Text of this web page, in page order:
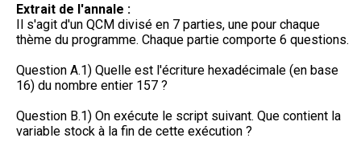
Extrait de l'annale :
Il s'agit d'un QCM divisé en 7 parties, une pour chaque
thème du programme. Chaque partie comporte 6 questions.
Question A.1) Quelle est l'écriture hexadécimale (en base
16) du nombre entier 157 ?
Question B.1) On exécute le script suivant. Que contient la
variable stock à la fin de cette exécution ?